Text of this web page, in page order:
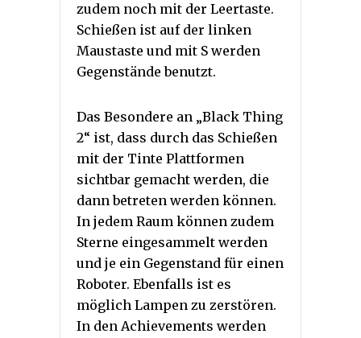
zudem noch mit der Leertaste.
Schießen ist auf der linken
Maustaste und mit S werden
Gegenstände benutzt.
Das Besondere an „Black Thing
2“ ist, dass durch das Schießen
mit der Tinte Plattformen
sichtbar gemacht werden, die
dann betreten werden können.
In jedem Raum können zudem
Sterne eingesammelt werden
und je ein Gegenstand für einen
Roboter. Ebenfalls ist es
möglich Lampen zu zerstören.
In den Achievements werden